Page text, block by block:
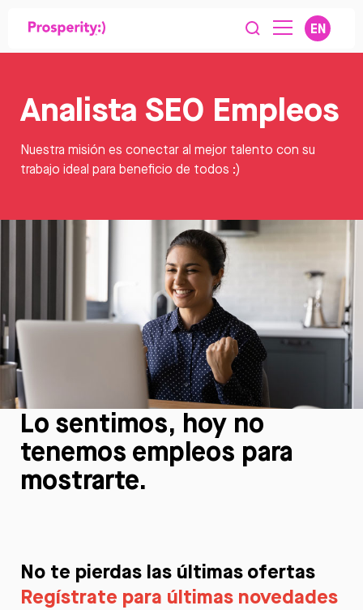
EN
Analista SEO Empleos
Nuestra misión es conectar al mejor talento con su
trabajo ideal para beneficio de todos :)
Lo sentimos, hoy no
tenemos empleos para
mostrarte.
No te pierdas las últimas ofertas
Regístrate para últimas novedades